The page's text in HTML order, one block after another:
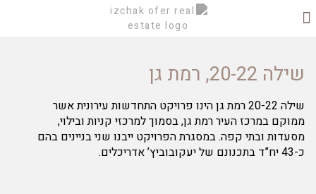
שילה 20-22, רמת גן
שילה 20-22 רמת גן הינו פרויקט התחדשות עירונית אשר
ממוקם במרכז העיר רמת גן, בסמוך למרכזי קניות ובילוי,
מסעדות ובתי קפה. במסגרת הפרויקט ייבנו שני בניינים בהם
כ-43 יח”ד בתכנונם של יעקובוביץ’ אדריכלים.